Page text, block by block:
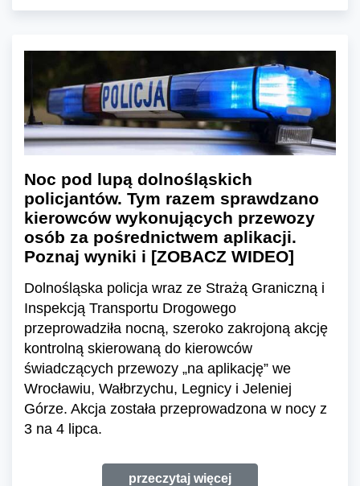
Noc pod lupą dolnośląskich
policjantów. Tym razem sprawdzano
kierowców wykonujących przewozy
osób za pośrednictwem aplikacji.
Poznaj wyniki i [ZOBACZ WIDEO]
Dolnośląska policja wraz ze Strażą Graniczną i
Inspekcją Transportu Drogowego
przeprowadziła nocną, szeroko zakrojoną akcję
kontrolną skierowaną do kierowców
świadczących przewozy „na aplikację” we
Wrocławiu, Wałbrzychu, Legnicy i Jeleniej
Górze. Akcja została przeprowadzona w nocy z
3 na 4 lipca.
przeczytaj więcej